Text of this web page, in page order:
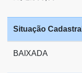
Situação Cadastral
BAIXADA